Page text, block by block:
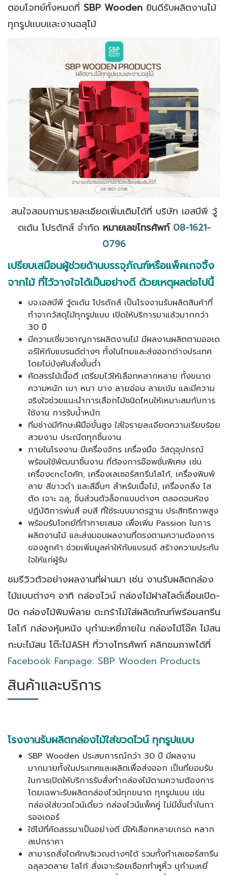
ตอบโจทย์ทั้งหมดที่ SBP Wooden ยินดีรับผลิตงานไม้
ทุกรูปแบบและงานฉลุไม้
สนใจสอบถามรายละเอียดเพิ่มเติมได้ที่ บริษัท เอสบีพี วู้
ดเด้น โปรดักส์ จำกัด หมายเลขโทรศัพท์ 08-1621-
0796
เปรียบเสมือนผู้ช่วยด้านบรรจุภัณฑ์หรือแพ็คเกจจิ้ง
จากไม้ ที่ไว้วางใจได้เป็นอย่างดี ด้วยเหตุผลต่อไปนี้
บจ.เอสบีพี วู้ดเด้น โปรดักส์ เป็นโรงงานรับผลิตสินค้าที่
ทำจากวัสดุไม้ทุกรูปแบบ เปิดให้บริการมาแล้วมากกว่า
30 ปี
มีความเชี่ยวชาญการผลิตงานไม้ มีผลงานผลิตตามออเด
อร์ให้กับแบรนด์ต่างๆ ทั้งในไทยและส่งออกต่างประเทศ
โดยไม่บังคับสั่งขั้นต่ำ
คัดสรรไม้เนื้อดี เตรียมไว้ให้เลือกหลากหลาย ทั้งขนาด
ความหนัก เบา หนา บาง ลายอ่อน ลายเข้ม และมีความ
จริงใจช่วยแนะนำการเลือกไม้ชนิดไหนให้เหมาะสมกับการ
ใช้งาน การรับน้ำหนัก
ทีมช่างมีทักษะฝีมือขั้นสูง ใส่ใจรายละเอียดความเรียบร้อย
สวยงาม ประณีตทุกชิ้นงาน
ภายในโรงงาน มีเครื่องจักร เครื่องมือ วัสดุอุปกรณ์
พร้อมใช้พัฒนาชิ้นงาน ที่ต้องการอ๊อพชั่นพิเศษ เช่น
เครื่องcncไดคัท, เครื่องเลเซอร์สกรีนโลโก้, เครื่องพิมพ์
ลาย สีขาวดำ และสีอื่นๆ สำหรับเนื้อไม้, เครื่องกลึง ไส
ตัด เจาะ ฉลุ, ชิ้นส่วนตัวล็อกแบบต่างๆ ตลอดจนห้อง
ปฏิบัติการพ่นสี อบสี ที่ใช้ระบบมาตรฐาน ประสิทธิภาพสูง
พร้อมรับโจทย์ที่ท้าทายเสมอ เพื่อเพิ่ม Passion ในการ
ผลิตงานไม้ และส่งมอบผลงานที่ตรงตามความต้องการ
ของลูกค้า ช่วยเพิ่มมูลค่าให้กับแบรนด์ สร้างความประทับ
ใจให้แก่ผู้รับ
ชมรีวิวตัวอย่างผลงานที่ผ่านมา เช่น งานรับผลิตกล่อง
ไม้แบบต่างๆ อาทิ กล่องไวน์ กล่องไม้ฝาสไลด์เลื่อนเปิด-
ปิด กล่องไม้พิมพ์ลาย ตะกร้าไม้ใส่ผลิตภัณท์พร้อมสกรีน
โลโก้ กล่องหุ้มหนัง บุกำมะหยี่ภายใน กล่องไม้โอ๊ค ไม้สน
กะบะไม้สน โต๊ะไม้ASH ที่วางโทรศัพท์ คลิกชมภาพได้ที่
Facebook Fanpage: SBP Wooden Products
สินค้าและบริการ
โรงงานรับผลิตกล่องไม้ใส่ขวดไวน์ ทุกรูปแบบ
SBP Wooden ประสบการณ์กว่า 30 ปี มีผลงาน
มากมายทั้งในประเทศและผลิตเพื่อส่งออก เป็นที่ยอมรับ
ในการเปิดให้บริการรับสั่งทำกล่องไม้ตามความต้องการ
โดยเฉพาะรับผลิตกล่องไวน์ทุกขนาด ทุกรูปแบบ เช่น
กล่องใส่ขวดไวน์เดี่ยว กล่องไวน์แพ็คคู่ ไม่มีขั้นต่ำในกา
รออเดอร์
ใช้ไม้ที่คัดสรรมาเป็นอย่างดี มีให้เลือกหลายเกรด หลาก
สเปกราคา
สามารถสั่งไดคัทบริเวณต่างๆได้ รวมทั้งทำเลเซอร์สกรีน
ฉลุลวดลาย โลโก้ สั่งเจาะร้อยเชือกทำหูหิ้ว บุกำมะหยี่